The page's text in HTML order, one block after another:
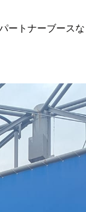
トナーブース